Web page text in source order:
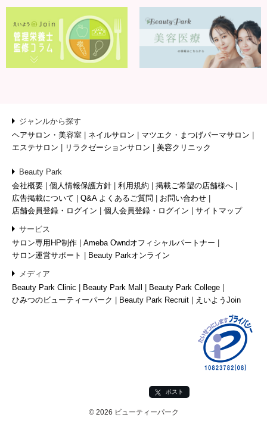
ジャンルから探す
ヘアサロン・美容室
ネイルサロン
マツエク・まつげパーマサロン
エステサロン
リラクゼーションサロン 美容クリニック
Beauty Park
会社概要
個人情報保護方針 利用規約
掲載ご希望の店舗様へ
広告掲載について
Q&A よくあるご質問
お問い合わせ
店舗会員登録・ログイン
個人会員登録・ログイン サイトマップ
サービス
サロン専用HP制作
Ameba Owndオフィシャルパートナー
サロン運営サポート
Beauty Parkオンライン
メディア
Beauty Park Clinic
Beauty Park Mall
Beauty Park College
ひみつのビューティーパーク
Beauty Park Recruit えいようJoin
ポスト
© 2026 ビューティーパーク